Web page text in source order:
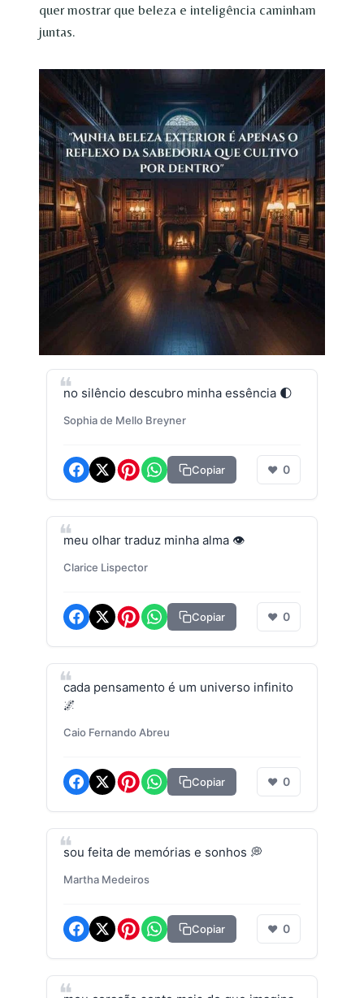
quer mostrar que beleza e inteligência caminham
juntas.
no silêncio descubro minha essência 🌓
Sophia de Mello Breyner
Copiar ❤ 0
meu olhar traduz minha alma 👁️
Clarice Lispector
Copiar ❤ 0
cada pensamento é um universo infinito
🌌
Caio Fernando Abreu
Copiar ❤ 0
sou feita de memórias e sonhos 💭
Martha Medeiros
Copiar ❤ 0